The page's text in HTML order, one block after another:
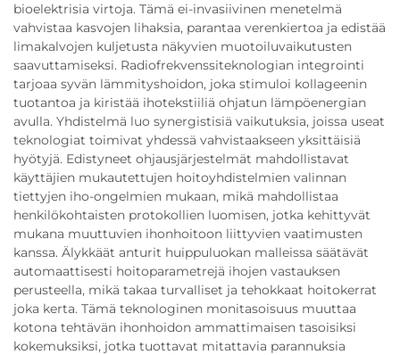
bioelektrisia virtoja. Tämä ei-invasiivinen menetelmä
vahvistaa kasvojen lihaksia, parantaa verenkiertoa ja edistää
limakalvojen kuljetusta näkyvien muotoiluvaikutusten
saavuttamiseksi. Radiofrekvenssiteknologian integrointi
tarjoaa syvän lämmityshoidon, joka stimuloi kollageenin
tuotantoa ja kiristää ihotekstiiliä ohjatun lämpöenergian
avulla. Yhdistelmä luo synergistisiä vaikutuksia, joissa useat
teknologiat toimivat yhdessä vahvistaakseen yksittäisiä
hyötyjä. Edistyneet ohjausjärjestelmät mahdollistavat
käyttäjien mukautettujen hoitoyhdistelmien valinnan
tiettyjen iho-ongelmien mukaan, mikä mahdollistaa
henkilökohtaisten protokollien luomisen, jotka kehittyvät
mukana muuttuvien ihonhoitoon liittyvien vaatimusten
kanssa. Älykkäät anturit huippuluokan malleissa säätävät
automaattisesti hoitoparametrejä ihojen vastauksen
perusteella, mikä takaa turvalliset ja tehokkaat hoitokerrat
joka kerta. Tämä teknologinen monitasoisuus muuttaa
kotona tehtävän ihonhoidon ammattimaisen tasoisiksi
kokemuksiksi, jotka tuottavat mitattavia parannuksia